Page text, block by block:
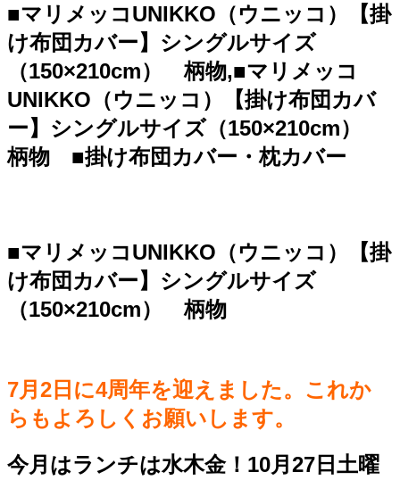
■マリメッコUNIKKO（ウニッコ）【掛
け布団カバー】シングルサイズ
（150×210cm） 柄物,■マリメッコ
UNIKKO（ウニッコ）【掛け布団カバ
ー】シングルサイズ（150×210cm）
柄物 ■掛け布団カバー・枕カバー
■マリメッコUNIKKO（ウニッコ）【掛
け布団カバー】シングルサイズ
（150×210cm） 柄物
7月2日に4周年を迎えました。これか
らもよろしくお願いします。
今月はランチは水木金！10月27日土曜